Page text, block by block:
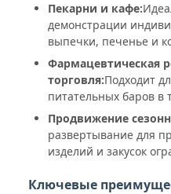
Пекарни и кафе:
демонстрации
выпечки, печенье и
Фармацевтическая
торговля:Подходит
питательных баров в
Продвижение
развертывание для
изделий и закусок
Ключевые